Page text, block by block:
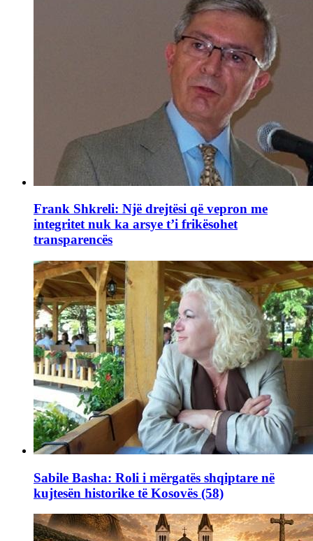
Frank Shkreli: Një drejtësi që vepron me
integritet nuk ka arsye t’i frikësohet
transparencës
Sabile Basha: Roli i mërgatës shqiptare në
kujtesën historike të Kosovës (58)